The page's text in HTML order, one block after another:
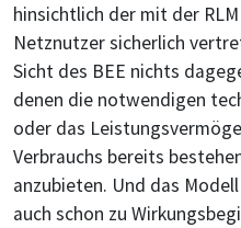
hinsichtlich der mit der
Netznutzer sicherlich
Sicht des BEE nichts
denen die notwendigen
oder das
Verbrauchs bereits
anzubieten. Und das
auch schon zu